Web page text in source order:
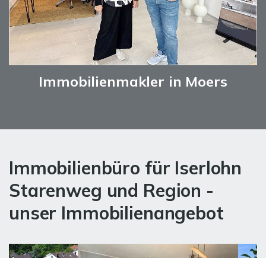
Immobilienmakler in Moers
Immobilienbüro für Iserlohn
Starenweg und Region -
unser Immobilienangebot